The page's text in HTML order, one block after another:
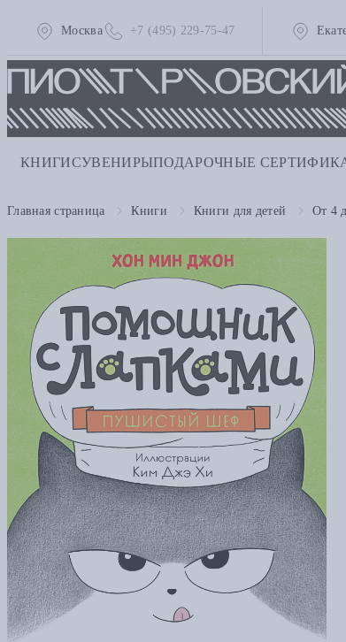
Москва +7 (495) 229-75-47
КНИГИСУВЕНИРЫПОДАРОЧНЫЕ
Главная страница Книги Книги для детей От 4